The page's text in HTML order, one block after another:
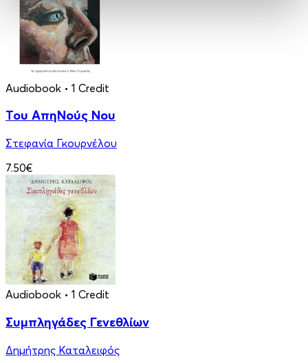
Audiobook • 1 Credit
Του ΑπηΝούς Νου
Στεφανία Γκουρνέλου
7.50€
Audiobook • 1 Credit
Συμπληγάδες Γενεθλίων
Δημήτρης Καταλειφός